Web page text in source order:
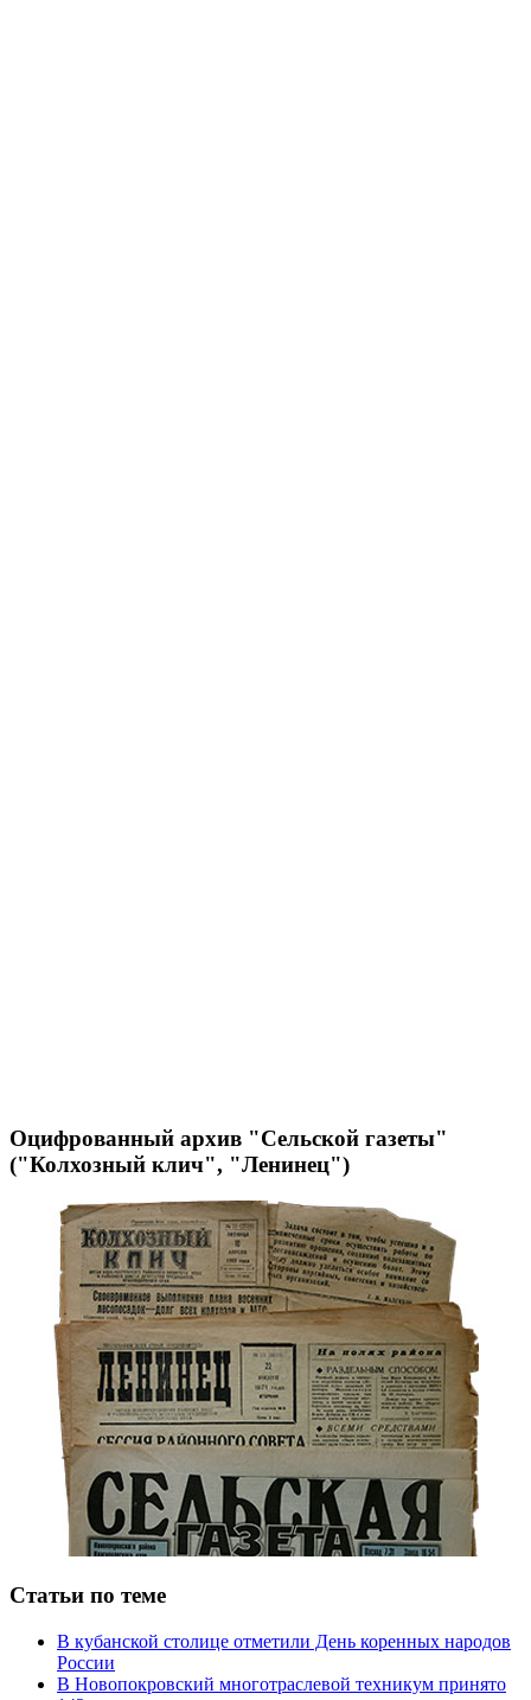
Оцифрованный архив "Сельской газеты"
("Колхозный клич", "Ленинец")
Статьи по теме
В кубанской столице отметили День коренных народов
России
В Новопокровский многотраслевой техникум принято